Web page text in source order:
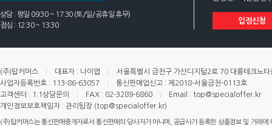
상담 : 평일 09:30 ~ 17:30 (토/일/공휴일 휴무)
점심 : 12:30 ~ 13:30
입점신청
(주)탑커머스 대표자 : 나이엽
서울특별시 금천구 가산디지털2로 70 대륭테크노
사업자등록번호 : 113-86-63057
통신판매업신고 : 제2018-서울금천-0113호
고객센터 : 1:1상담문의
FAX : 02-3289-6860
Email : top@specialoffer.kr
개인정보보호책임자 : 관리팀장 (top@specialoffer.kr)
(주)탑커머스는 통신판매중개자로서 통신판매의 당사자가 아니며, 공급사가 등록한 상품정보 및 거래